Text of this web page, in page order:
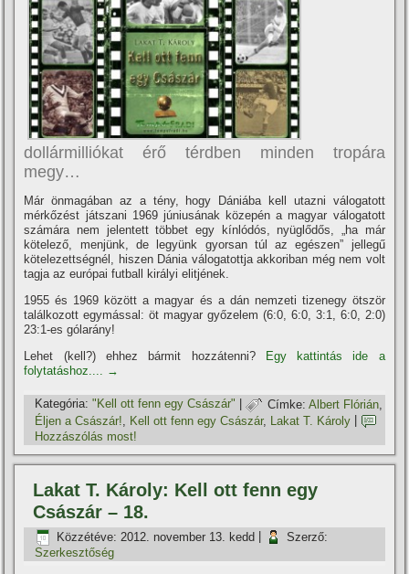
dollármilliókat érő térdben minden tropára
megy…
Már önmagában az a tény, hogy Dániába kell utazni válogatott
mérkőzést játszani 1969 júniusának közepén a magyar válogatott
számára nem jelentett többet egy kí­nlódós, nyüglődős, „ha már
kötelező, menjünk, de legyünk gyorsan túl az egészen” jellegű
kötelezettségnél, hiszen Dánia válogatottja akkoriban még nem volt
tagja az európai futball királyi elitjének.
1955 és 1969 között a magyar és a dán nemzeti tizenegy ötször
találkozott egymással: öt magyar győzelem (6:0, 6:0, 3:1, 6:0, 2:0)
23:1-es gólarány!
Lehet (kell?) ehhez bármit hozzátenni?
Egy kattintás ide a
folytatáshoz.... →
Kategória: "Kell ott fenn egy Császár" | Címke: Albert Flórián
Éljen a Császár!
Kell ott fenn egy Császár, Lakat T. Károly
Hozzászólás most!
Lakat T. Károly: Kell ott fenn egy
Császár – 18.
Közzétéve: 2012. november 13. kedd
Szerző:
Szerkesztőség